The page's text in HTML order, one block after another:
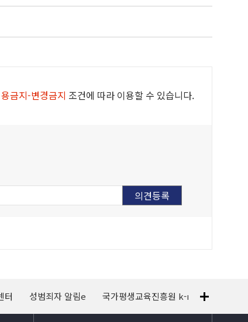
금지-변경금지 조건에 따라 이용할 수 있습니다.
터 성범죄자 알림e 국가평생교육진흥원 k-mooc